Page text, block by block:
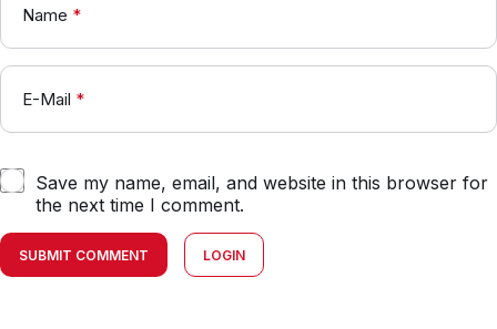
Name *
E-Mail *
Save my name, email, and website in this browser for
the next time I comment.
SUBMIT COMMENT LOGIN